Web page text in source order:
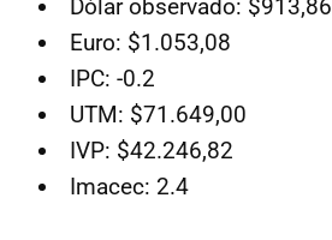
Dólar observado: $913,86
Euro: $1.053,08
IPC: -0.2
UTM: $71.649,00
IVP: $42.246,82
Imacec: 2.4